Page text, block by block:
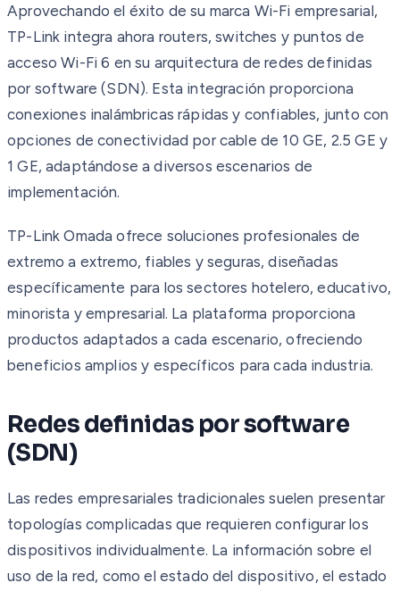
Aprovechando el éxito de su marca Wi-Fi empresarial,
TP-Link integra ahora routers, switches y puntos de
acceso Wi-Fi 6 en su arquitectura de redes definidas
por software (SDN). Esta integración proporciona
conexiones inalámbricas rápidas y confiables, junto con
opciones de conectividad por cable de 10 GE, 2.5 GE y
1 GE, adaptándose a diversos escenarios de
implementación.
TP-Link Omada ofrece soluciones profesionales de
extremo a extremo, fiables y seguras, diseñadas
específicamente para los sectores hotelero, educativo,
minorista y empresarial. La plataforma proporciona
productos adaptados a cada escenario, ofreciendo
beneficios amplios y específicos para cada industria.
Redes definidas por software
(SDN)
Las redes empresariales tradicionales suelen presentar
topologías complicadas que requieren configurar los
dispositivos individualmente. La información sobre el
uso de la red, como el estado del dispositivo, el estado